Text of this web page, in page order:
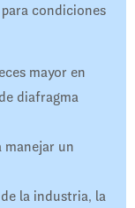
condiciones
mayor en
diafragma
manejar un
la industria, la